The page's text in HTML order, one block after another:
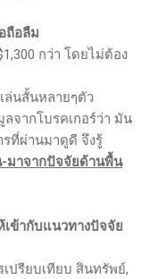
ถือลืม
กว่า โดยไม่ต้อง
ล่นสั้นหลายๆตัว
จากโบรคเกอร์ว่า มัน
รที่ผ่านมาดูดี จึงรู้
มาจากปัจจัยด้านพื้น
ข้ากับแนวทางปัจจัย
ปรียบเทียบ สินทรัพย์,